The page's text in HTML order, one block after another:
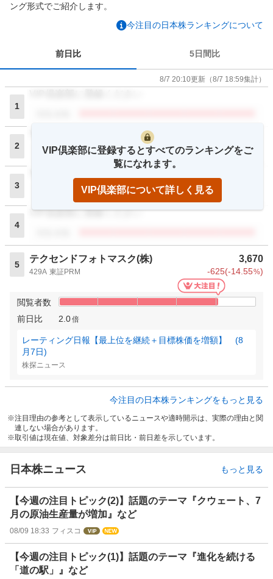
ング形式でご紹介します。
今注目の日本株ランキングについて
前日比 5日間比
8/7 20:10更新 （8/7 18:59集計）
1
2
VIP倶楽部に登録ください
閲覧者数
3
4
VIP倶楽部に登録ください
5
テクセンドフォトマスク(株) 3,670
429A 東証PRM -625(-14.55%)
閲覧者数
前日比
2.0倍
レーティング日報【最上位を継続＋目標株価を増額】 (8
月7日)
株探ニュース
VIP倶楽部に登録するとすべてのランキングをご
覧になれます。
VIP倶楽部について詳しく見る
今注目の日本株ランキングをもっと見る
注目理由の参考として表示しているニュースや適時開示は、実際の理由と関
連しない場合があります。
取引値は現在値、対象差分は前日比・前日差を示しています。
日本株ニュース もっと見る
【今週の注目トピック(2)】話題のテーマ『クウェート、7
月の原油生産量が増加』など
08/09 18:33 フィスコ
【今週の注目トピック(1)】話題のテーマ『進化を続ける
「道の駅」』など